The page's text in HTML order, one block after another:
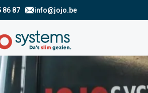
86 87 info@jojo.be